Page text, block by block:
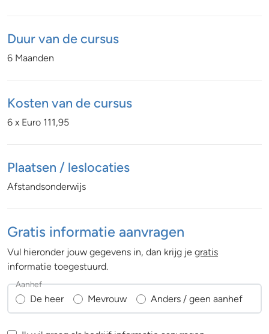
Duur van de cursus
6 Maanden
Kosten van de cursus
6 x Euro 111,95
Plaatsen / leslocaties
Afstandsonderwijs
Gratis informatie aanvragen
Vul hieronder jouw gegevens in, dan krijg je gratis
informatie toegestuurd.
De heer Mevrouw Anders / geen aanhef
Aanhef